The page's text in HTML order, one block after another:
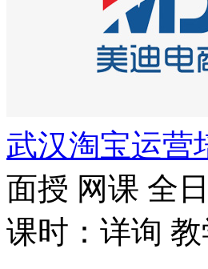
武汉淘宝运营
面授 网课 全
课时：详询 教